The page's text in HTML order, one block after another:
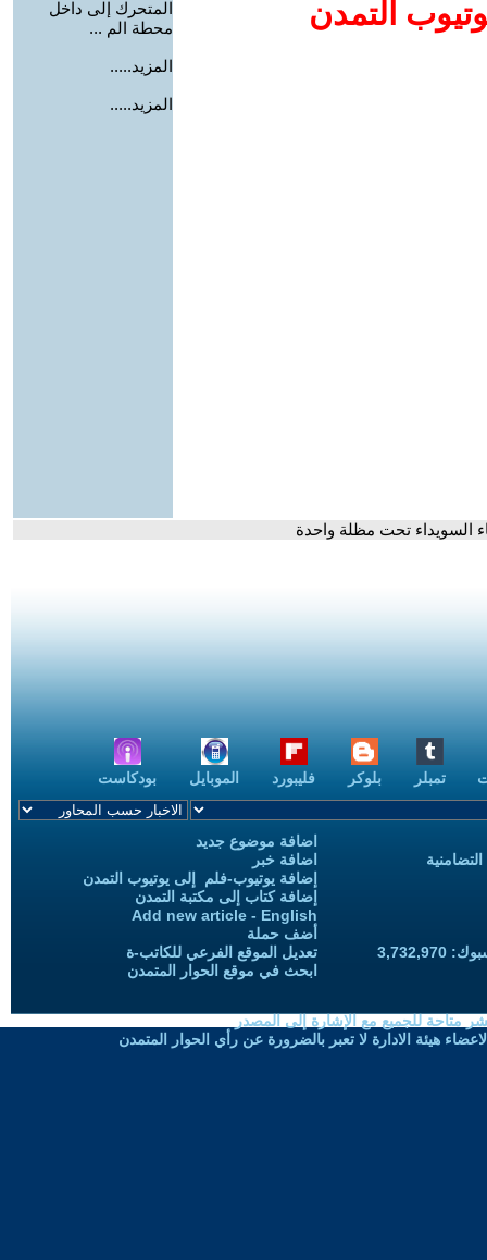
التمدن
المتحرك إلى داخل
محطة الم ...
المزيد.....
المزيد.....
السويداء تحت مظلة واحدة
تمبلر بلوكر فليبورد الموبايل بودكاست
اضافة موضوع جديد
اضافة خبر
إضافة يوتيوب-فلم إلى يوتيوب التمدن
إضافة كتاب إلى مكتبة التمدن
Add new article - English
أضف حملة
تعديل الموقع الفرعي للكاتب-ة
ابحث في موقع الحوار المتمدن
متاحة للجميع مع الإشارة إلى المصدر
هيئة الادارة لا تعبر بالضرورة عن رأي الحوار المتمدن